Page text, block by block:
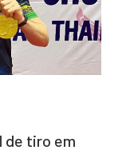
de tiro em